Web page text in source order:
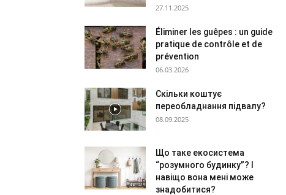
27.11.2025
Éliminer les guêpes : un guide
pratique de contrôle et de
prévention
06.03.2026
Скільки коштує
переобладнання підвалу?
08.09.2025
Що таке екосистема
“розумного будинку”? І
навіщо вона мені може
знадобитися?